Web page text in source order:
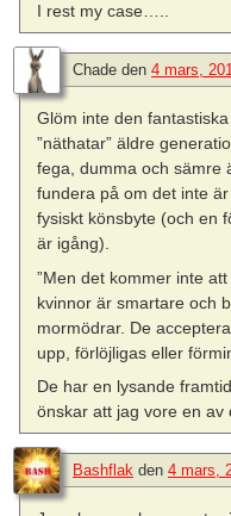
I rest my case…..
Chade den 4 mars,
Glöm inte den
”näthatar” äldre
fega, dumma och sämre
fundera på om det inte
fysiskt könsbyte (och en
är igång).
”Men det kommer inte
kvinnor är smartare och
mormödrar. De
upp, förlöjligas eller
De har en lysande
önskar att jag vore en av
Bashflak den 4 mars,